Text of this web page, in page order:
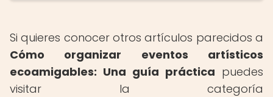
Si quieres conocer otros artículos parecidos a
Cómo organizar eventos artísticos
ecoamigables: Una guía práctica puedes
visitar la categoría